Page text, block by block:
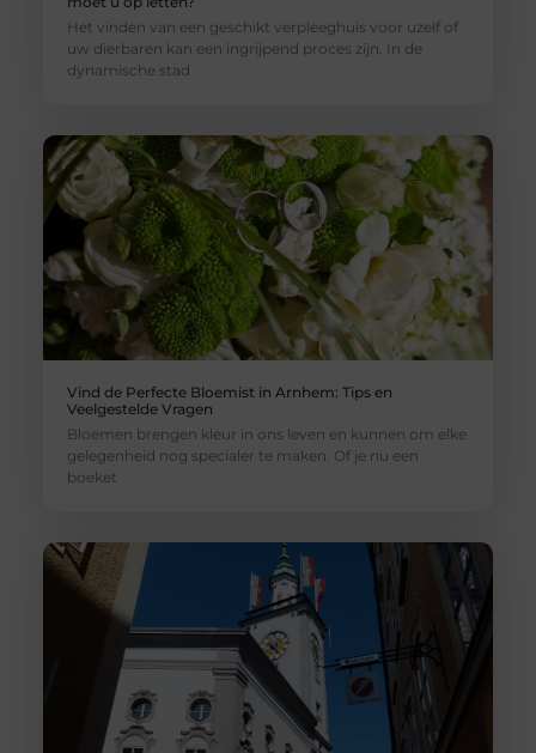
Het vinden van een geschikt verpleeghuis voor uzelf of
uw dierbaren kan een ingrijpend proces zijn. In de
dynamische stad
Vind de Perfecte Bloemist in Arnhem: Tips en
Veelgestelde Vragen
Bloemen brengen kleur in ons leven en kunnen om elke
gelegenheid nog specialer te maken. Of je nu een
boeket